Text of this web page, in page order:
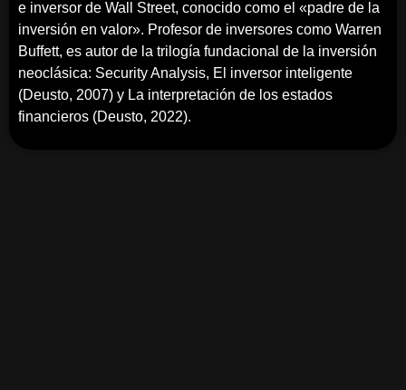
e inversor de Wall Street, conocido como el «padre de la
inversión en valor». Profesor de inversores como Warren
Buffett, es autor de la trilogía fundacional de la inversión
neoclásica: Security Analysis, El inversor inteligente
(Deusto, 2007) y La interpretación de los estados
financieros (Deusto, 2022).